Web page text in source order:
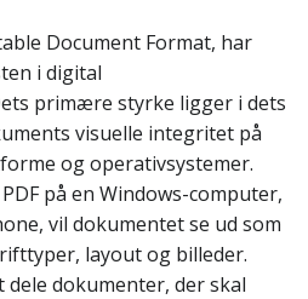
Document Format, har
i digital
primære styrke ligger i dets
visuelle integritet på
og operativsystemer.
på en Windows-computer,
vil dokumentet se ud som
layout og billeder.
dele dokumenter, der skal